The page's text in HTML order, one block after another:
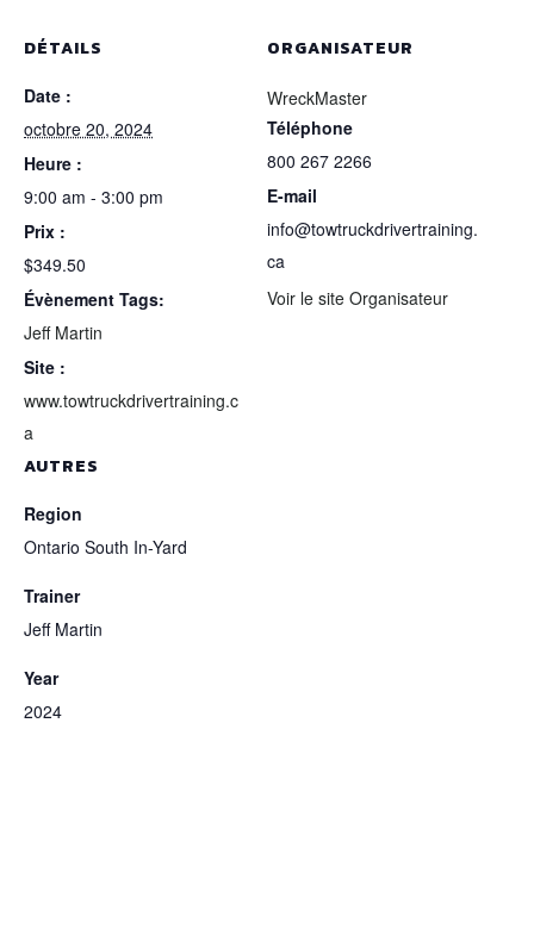
DÉTAILS
Date :
octobre 20, 2024
Heure :
9:00 am - 3:00 pm
Prix :
$349.50
Évènement Tags:
Jeff Martin
Site :
www.towtruckdrivertraining.c
a
ORGANISATEUR
WreckMaster
Téléphone
800 267 2266
E-mail
info@towtruckdrivertraining.
ca
Voir le site Organisateur
AUTRES
Region
Ontario South In-Yard
Trainer
Jeff Martin
Year
2024